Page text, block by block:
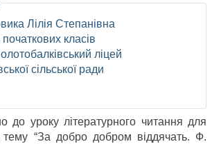
Лілія Степанівна
початкових класів
ліцей
сільської ради
до уроку літературного читання для
“За добро добром віддячать. Ф.